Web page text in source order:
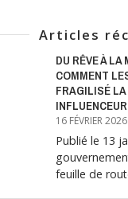
Articles
DU RÊVE À LA
COMMENT
FRAGILISÉ
16 FÉVRIER 2026
Publié le 13
feuille de